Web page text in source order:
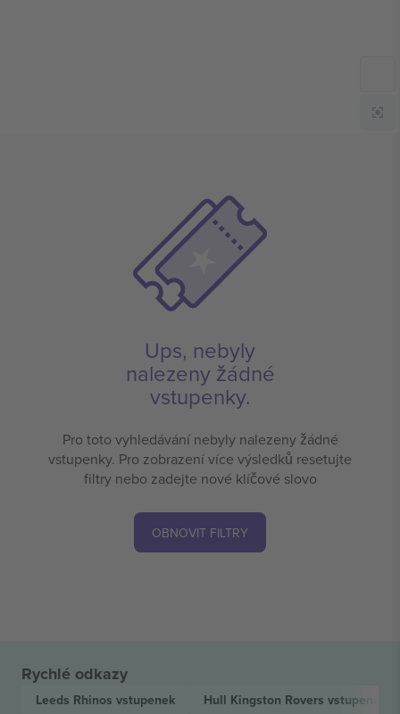
Ups, nebyly
nalezeny žádné
vstupenky.
Pro toto vyhledávání nebyly nalezeny žádné
vstupenky. Pro zobrazení více výsledků resetujte
filtry nebo zadejte nové klíčové slovo
OBNOVIT FILTRY
Rychlé odkazy
Leeds Rhinos vstupenek Hull Kingston Rovers vstupenek